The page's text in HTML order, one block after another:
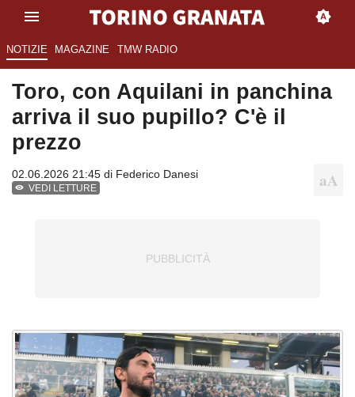
NOTIZIE MAGAZINE TMW RADIO
Toro, con Aquilani in panchina
arriva il suo pupillo? C'è il
prezzo
02.06.2026 21:45 di Federico Danesi
VEDI LETTURE